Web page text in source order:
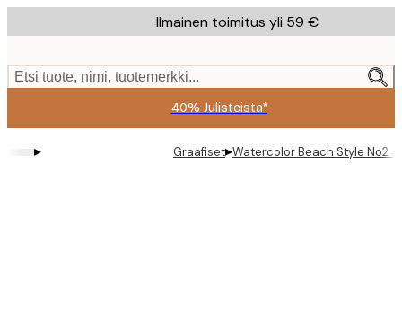
to
content.
Ilmainen toimitus yli 59 €
Etsi tuote, nimi, tuotemerkki...
40% Julisteista*
▸ Graafiset▸Watercolor Beach Style No2